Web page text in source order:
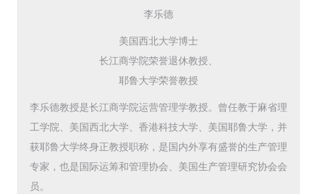
李乐德
美国西北大学博士
长江商学院荣誉退休教授、
耶鲁大学荣誉教授
李乐德教授是长江商学院运营管理学教授。曾任教于麻省理
工学院、美国西北大学、香港科技大学、美国耶鲁大学，并
获耶鲁大学终身正教授职称，是国内外享有盛誉的生产管理
专家，也是国际运筹和管理协会、美国生产管理研究协会会
员。